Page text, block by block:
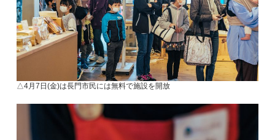
△4月7日(金)は長門市民には無料で施設を開放